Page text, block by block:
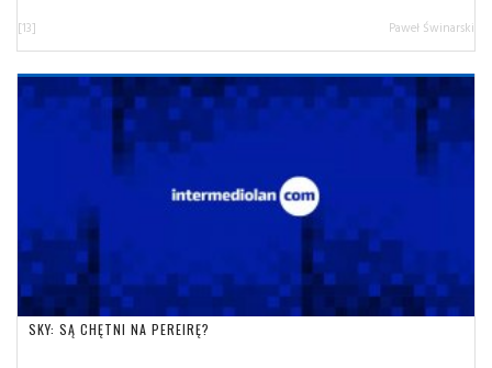
[13] Paweł Świnarski
SKY: SĄ CHĘTNI NA PEREIRĘ?